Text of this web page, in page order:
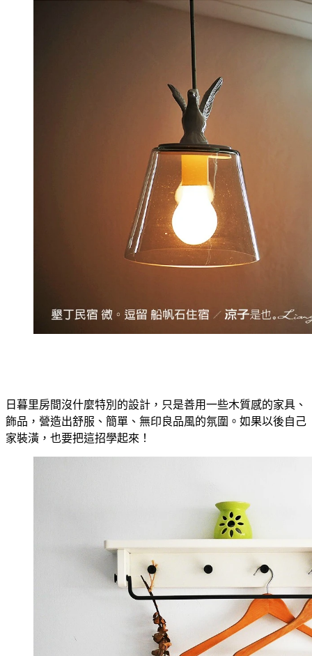
日暮里房間沒什麼特別的設計，只是善用一些木質感的家具、
飾品，營造出舒服、簡單、無印良品風的氛圍。如果以後自己
家裝潢，也要把這招學起來！